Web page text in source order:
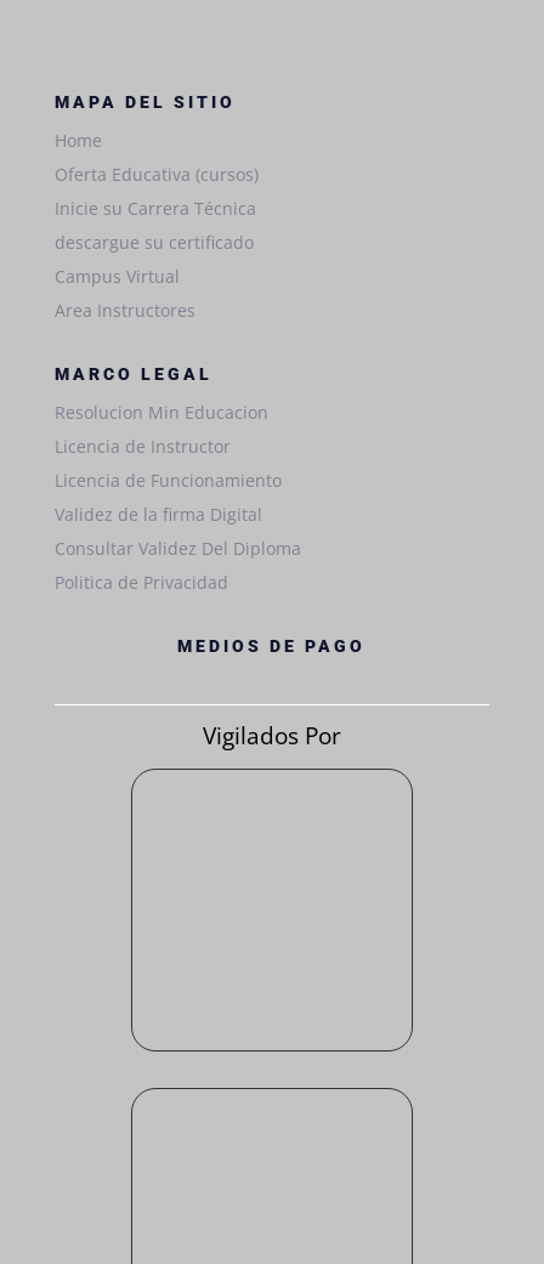
MAPA DEL SITIO
Home
Oferta Educativa (cursos)
Inicie su Carrera Técnica
descargue su certificado
Campus Virtual
Area Instructores
MARCO LEGAL
Resolucion Min Educacion
Licencia de Instructor
Licencia de Funcionamiento
Validez de la firma Digital
Consultar Validez Del Diploma
Politica de Privacidad
MEDIOS DE PAGO
Vigilados Por